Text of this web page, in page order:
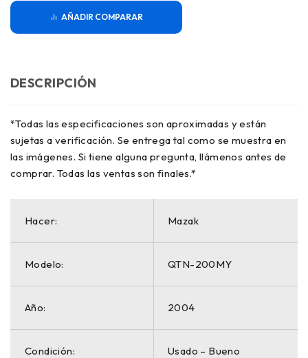
COMPARAR
DESCRIPCIÓN
*Todas las especificaciones son aproximadas y están
sujetas a verificación. Se entrega tal como se muestra en
las imágenes. Si tiene alguna pregunta, llámenos antes de
comprar. Todas las ventas son finales.*
Hacer: Mazak
Modelo: QTN-200MY
Año: 2004
Condición: Usado – Bueno